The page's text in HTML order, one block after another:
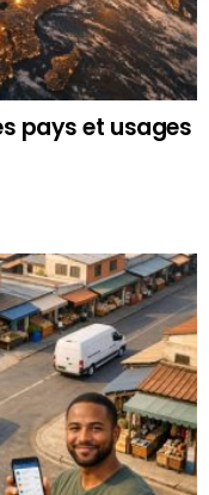
pays et usages